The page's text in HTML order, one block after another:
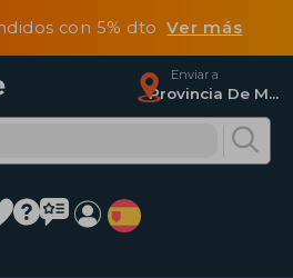
con 5% dtoVer más
Enviar a
Provincia De Madrid